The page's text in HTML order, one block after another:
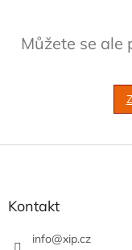
Můžete se ale
Z
Kontakt
info@xip.cz